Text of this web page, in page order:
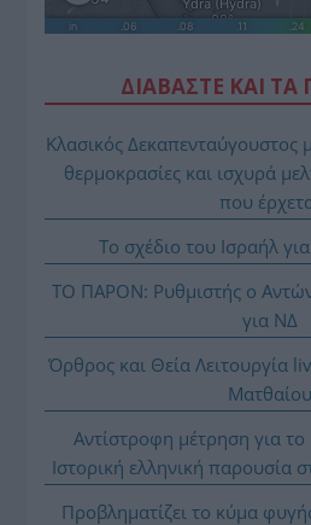
ΔΙΑΒΑΣΤΕ ΚΑΙ
Κλασικός Δεκαπενταύγουστος
θερμοκρασίες και ισχυρά
που
Το σχέδιο του Ισραήλ
ΤΟ ΠΑΡΟΝ: Ρυθμιστής ο
για ΝΔ
Όρθρος και Θεία Λειτουργία
Ματθαίου
Αντίστροφη μέτρηση για
Ιστορική ελληνική παρουσία
Προβληματίζει το κύμα